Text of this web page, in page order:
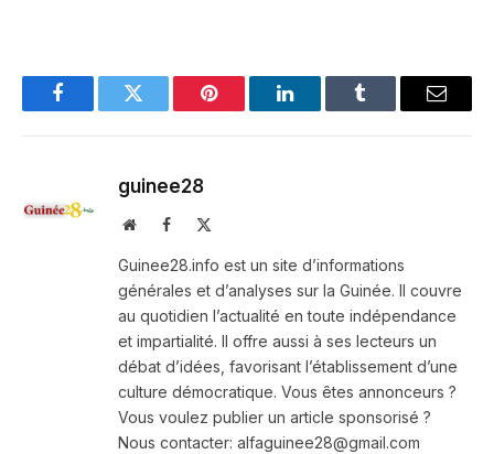
FacebookTwitter Pinterest LinkedInTumblr Email
guinee28
WebsiteFacebook
Guinee28.info est un site d’informations
générales et d’analyses sur la Guinée. Il couvre
au quotidien l’actualité en toute indépendance
et impartialité. Il offre aussi à ses lecteurs un
débat d’idées, favorisant l’établissement d’une
culture démocratique. Vous êtes annonceurs ?
Vous voulez publier un article sponsorisé ?
Nous contacter: alfaguinee28@gmail.com